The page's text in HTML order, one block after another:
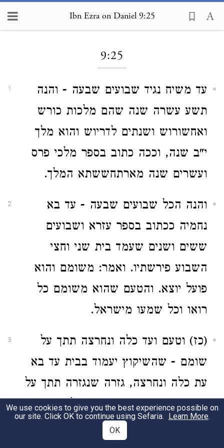
Ibn Ezra on Daniel 9:25
9:25
1
עד משיח נגיד שבועים שבעה - והנה
תשע עשרה שנה שהם מלכות כורש
ואחשורוש ושנתים לדריוש והוא מלך
י"ב שנה, וככה כתוב בספר מלכי פרס
ועשרים שנה מארתחששתא המלך.
2
והנה הכל שבועים שבעה - עד בא
נחמיה ככתוב בספר עזרא ושבועים
ששים ושנים שעמד בית שני וחצי
השבוע פירשתיו. ואמר: משומם והוא
פועל יוצא. והטעם שהוא משומם כל
רואו וכל שמעו מישראל.
3
(כז) וטעם ועד כלה ונחרצה תתך על
שומם - שהשיקוץ יעמוד בבית עד בא
עת כלה ונחרצה, גזרה שנגזרה תתך על
שומם הוא השיקוץ דרך תפילה, שיהיה
שומם, כמו: בת בבל השדודה.
We use cookies to give you the best experience possible on
our site. Click OK to continue using Sefaria. Learn More.
OK